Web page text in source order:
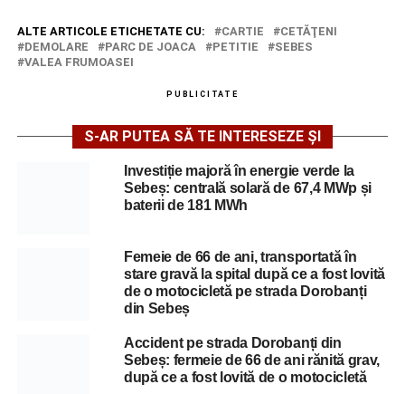
ALTE ARTICOLE ETICHETATE CU: CARTIE
CETĂŢENI
DEMOLARE
PARC DE JOACA PETITIE
SEBES
VALEA FRUMOASEI
PUBLICITATE
S-AR PUTEA SĂ TE INTERESEZE ȘI
Investiție majoră în energie verde la
Sebeș: centrală solară de 67,4 MWp și
baterii de 181 MWh
Femeie de 66 de ani, transportată în
stare gravă la spital după ce a fost lovită
de o motocicletă pe strada Dorobanți
din Sebeș
Accident pe strada Dorobanți din
Sebeș: fermeie de 66 de ani rănită grav,
după ce a fost lovită de o motocicletă